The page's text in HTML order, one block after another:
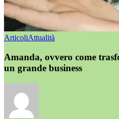
ArticoliAttualità
Amanda, ovvero come
un grande business